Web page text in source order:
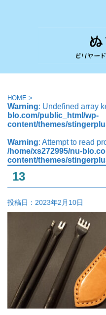
HOME >
Warning: Undefined array
blo.com/public_html/wp-
content/themes/
Warning: Attempt to read
/home/xs272995/nu-
content/themes/
13
投稿日： 2023年2月10日